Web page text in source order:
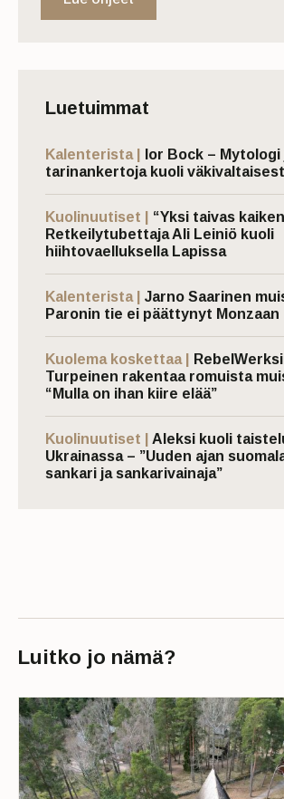
Luetuimmat
Kalenterista |
Ior Bock – Mytologi
tarinankertoja kuoli
Kuolinuutiset |
“Yksi taivas
Retkeilytubettaja Ali Leiniö kuoli
hiihtovaelluksella Lapissa
Kalenterista |
Jarno Saarinen
Paronin tie ei päättynyt Monzaan
Kuolema koskettaa |
Turpeinen rakentaa romuista
“Mulla on ihan kiire elää”
Kuolinuutiset |
Aleksi kuoli
Ukrainassa – ”Uuden ajan
sankari ja sankarivainaja”
Luitko jo nämä?